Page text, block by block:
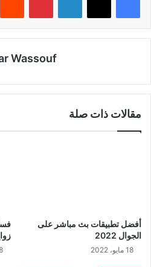
Wassouf
مقالات ذات صلة
أفضل تطبيقات بث مباشر على
الجوال 2022
18 مايو، 2022 8